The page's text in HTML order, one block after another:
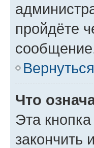
пройдёте
Что
Эта
закончить